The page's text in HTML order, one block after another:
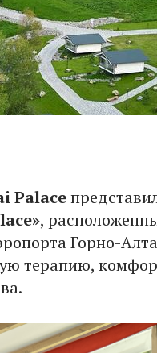
Palace
,
Горно-
терапию,